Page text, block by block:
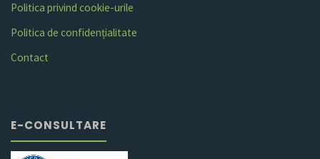
Politica privind cookie-urile
Politica de confidențialitate
Contact
E-CONSULTARE